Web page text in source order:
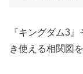
『キングダム3
き使える相関図